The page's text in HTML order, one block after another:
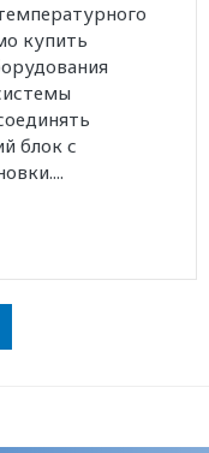
купить
блок с